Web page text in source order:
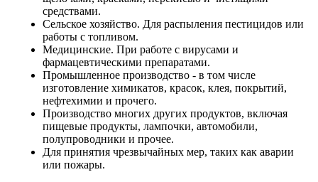
средствами.
Сельское хозяйство. Для распыления пестицидов или
работы с топливом.
Медицинские. При работе с вирусами и
фармацевтическими препаратами.
Промышленное производство - в том числе
изготовление химикатов, красок, клея, покрытий,
нефтехимии и прочего.
Производство многих других продуктов, включая
пищевые продукты, лампочки, автомобили,
полупроводники и прочее.
Для принятия чрезвычайных мер, таких как аварии
или пожары.